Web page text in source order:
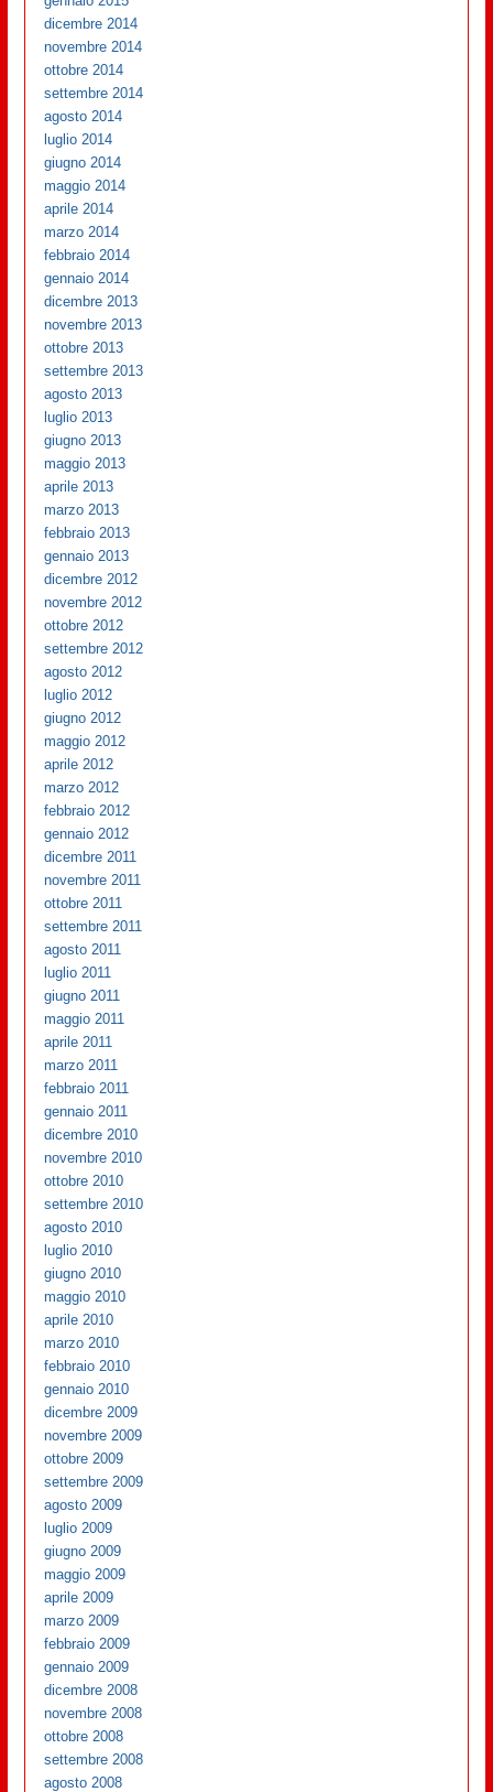
dicembre 2014
novembre 2014
ottobre 2014
settembre 2014
agosto 2014
luglio 2014
giugno 2014
maggio 2014
aprile 2014
marzo 2014
febbraio 2014
gennaio 2014
dicembre 2013
novembre 2013
ottobre 2013
settembre 2013
agosto 2013
luglio 2013
giugno 2013
maggio 2013
aprile 2013
marzo 2013
febbraio 2013
gennaio 2013
dicembre 2012
novembre 2012
ottobre 2012
settembre 2012
agosto 2012
luglio 2012
giugno 2012
maggio 2012
aprile 2012
marzo 2012
febbraio 2012
gennaio 2012
dicembre 2011
novembre 2011
ottobre 2011
settembre 2011
agosto 2011
luglio 2011
giugno 2011
maggio 2011
aprile 2011
marzo 2011
febbraio 2011
gennaio 2011
dicembre 2010
novembre 2010
ottobre 2010
settembre 2010
agosto 2010
luglio 2010
giugno 2010
maggio 2010
aprile 2010
marzo 2010
febbraio 2010
gennaio 2010
dicembre 2009
novembre 2009
ottobre 2009
settembre 2009
agosto 2009
luglio 2009
giugno 2009
maggio 2009
aprile 2009
marzo 2009
febbraio 2009
gennaio 2009
dicembre 2008
novembre 2008
ottobre 2008
settembre 2008
agosto 2008